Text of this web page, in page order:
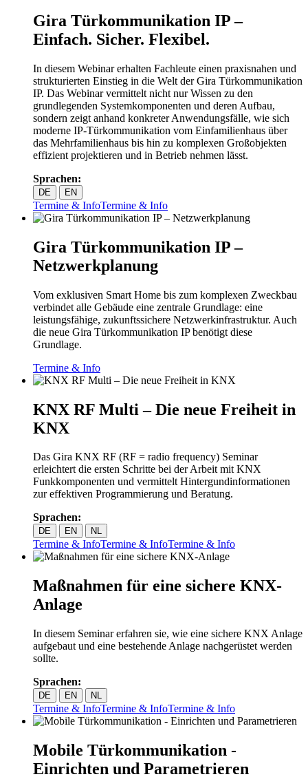
Gira Türkommunikation IP –
Einfach. Sicher. Flexibel.
In diesem Webinar erhalten Fachleute einen praxisnahen und
strukturierten Einstieg in die Welt der Gira Türkommunikation
IP. Das Webinar vermittelt nicht nur Wissen zu den
grundlegenden Systemkomponenten und deren Aufbau,
sondern zeigt anhand konkreter Anwendungsfälle, wie sich
moderne IP‑Türkommunikation vom Einfamilienhaus über
das Mehrfamilienhaus bis hin zu komplexen Großobjekten
effizient projektieren und in Betrieb nehmen lässt.
Sprachen:
DE EN
Termine & InfoTermine & Info
Gira Türkommunikation IP –
Netzwerkplanung
Vom exklusiven Smart Home bis zum komplexen Zweckbau
verbindet alle Gebäude eine zentrale Grundlage: eine
leistungsfähige, zukunftssichere Netzwerkinfrastruktur. Auch
die neue Gira Türkommunikation IP benötigt diese
Grundlage.
Termine & Info
KNX RF Multi – Die neue Freiheit in
KNX
Das Gira KNX RF (RF = radio frequency) Seminar
erleichtert die ersten Schritte bei der Arbeit mit KNX
Funkkomponenten und vermittelt Hintergundinformationen
zur effektiven Programmierung und Beratung.
Sprachen:
DE EN NL
Termine & InfoTermine & InfoTermine & Info
Maßnahmen für eine sichere KNX-
Anlage
In diesem Seminar erfahren sie, wie eine sichere KNX Anlage
aufgebaut und eine bestehende Anlage nachgerüstet werden
sollte.
Sprachen:
DE EN NL
Termine & InfoTermine & InfoTermine & Info
Mobile Türkommunikation -
Einrichten und Parametrieren